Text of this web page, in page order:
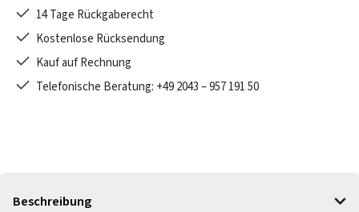
14 Tage Rückgaberecht
Kostenlose Rücksendung
Kauf auf Rechnung
Telefonische Beratung: +49 2043 – 957 191 50
Beschreibung